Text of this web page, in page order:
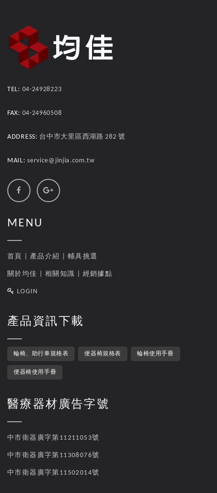
TEL: 04-24928223
FAX: 04-24960508
ADDRESS: 台中市大里區西湖路 282 號
MAIL: service@jinjia.com.tw
MENU
首頁 產品介紹 輔具挑選
關於均佳 相關知識 經銷據點
LOGIN
產品資訊下載
輪椅、助行車規格表 便器椅規格表 輪椅使用手冊
便器椅使用手冊
醫療器材廣告字號
中市衛器廣字第11211053號
中市衛器廣字第11308076號
中市衛器廣字第11502014號